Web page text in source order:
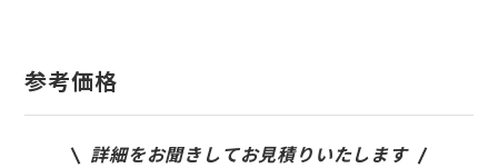
参考価格
詳細をお聞きしてお見積りいたします